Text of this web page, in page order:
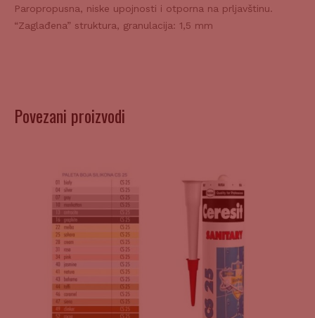
Paropropusna, niske upojnosti i otporna na prljavštinu.
“Zaglađena” struktura, granulacija: 1,5 mm
Povezani proizvodi